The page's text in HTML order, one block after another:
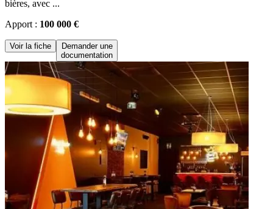
bières, avec ...
Apport : 100 000 €
Voir la fiche
Demander une
documentation